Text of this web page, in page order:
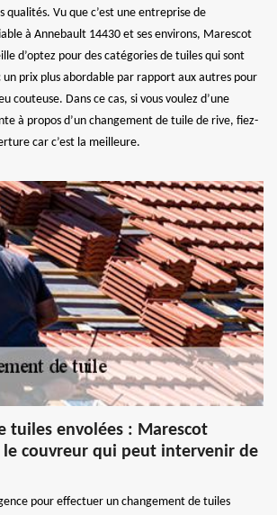
qualités. Vu que c’est une entreprise de
à Annebault 14430 et ses environs, Marescot
d’optez pour des catégories de tuiles qui sont
un prix plus abordable par rapport aux autres pour
couteuse. Dans ce cas, si vous voulez d’une
à propos d’un changement de tuile de rive, fiez-
car c’est la meilleure.
tuiles envolées : Marescot
le couvreur qui peut intervenir de
pour effectuer un changement de tuiles